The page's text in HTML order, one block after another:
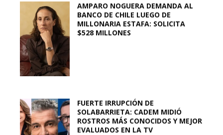
AMPARO NOGUERA DEMANDA AL
BANCO DE CHILE LUEGO DE
MILLONARIA ESTAFA: SOLICITA
$528 MILLONES
FUERTE IRRUPCIÓN DE
SOLABARRIETA: CADEM MIDIÓ
ROSTROS MÁS CONOCIDOS Y MEJOR
EVALUADOS EN LA TV